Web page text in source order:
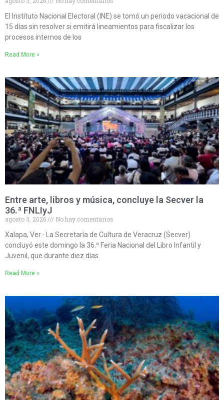
El Instituto Nacional Electoral (INE) se tomó un periodo vacacional de
15 días sin resolver si emitirá lineamientos para fiscalizar los
procesos internos de los
Read More »
Entre arte, libros y música, concluye la Secver la
36.ª FNLIyJ
agosto 3, 2026
No hay comentarios
Xalapa, Ver.- La Secretaría de Cultura de Veracruz (Secver)
concluyó este domingo la 36.ª Feria Nacional del Libro Infantil y
Juvenil, que durante diez días
Read More »